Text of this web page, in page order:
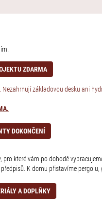
ZDARMA
Nezahrnují základovou desku ani
DOKONČENÍ
které vám po dohodě
K domu přistavíme pergolu,
A DOPLŇKY